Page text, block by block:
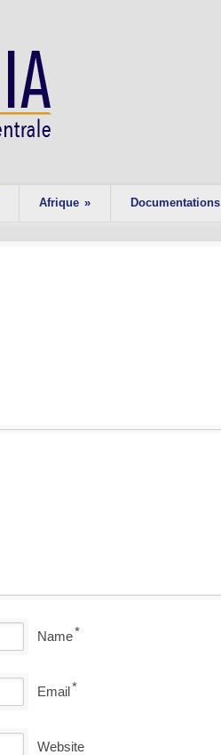
Afrique » Documentations
Name*
Email*
Website